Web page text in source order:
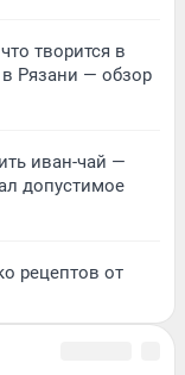
творится в
Рязани — обзор
иван-чай —
допустимое
рецептов от